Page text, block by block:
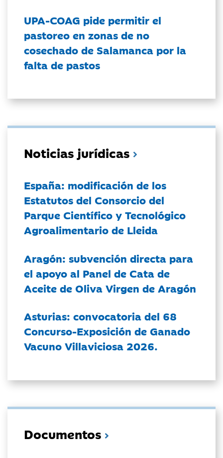
UPA-COAG pide permitir el
pastoreo en zonas de no
cosechado de Salamanca por la
falta de pastos
Noticias jurídicas
España: modificación de los
Estatutos del Consorcio del
Parque Científico y Tecnológico
Agroalimentario de Lleida
Aragón: subvención directa para
el apoyo al Panel de Cata de
Aceite de Oliva Virgen de Aragón
Asturias: convocatoria del 68
Concurso-Exposición de Ganado
Vacuno Villaviciosa 2026.
Documentos